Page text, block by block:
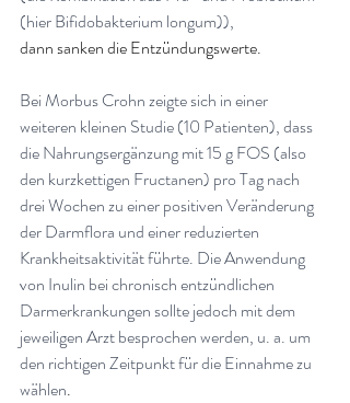
(hier Bifidobakterium longum)),
dann sanken die Entzündungswerte.
Bei Morbus Crohn zeigte sich in einer
weiteren kleinen Studie (10 Patienten), dass
die Nahrungsergänzung mit 15 g FOS (also
den kurzkettigen Fructanen) pro Tag nach
drei Wochen zu einer positiven Veränderung
der Darmflora und einer reduzierten
Krankheitsaktivität führte. Die Anwendung
von Inulin bei chronisch entzündlichen
Darmerkrankungen sollte jedoch mit dem
jeweiligen Arzt besprochen werden, u. a. um
den richtigen Zeitpunkt für die Einnahme zu
wählen.